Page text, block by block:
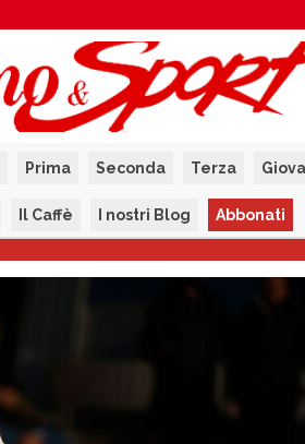
Prima Seconda Terza
Il Caffè I nostri Blog Abbonati